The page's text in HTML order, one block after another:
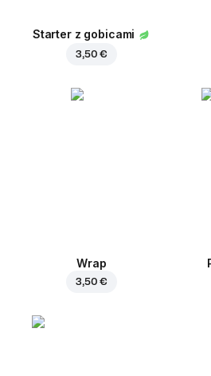
Starter z gobicami
3,50 €
Wrap
3,50 €